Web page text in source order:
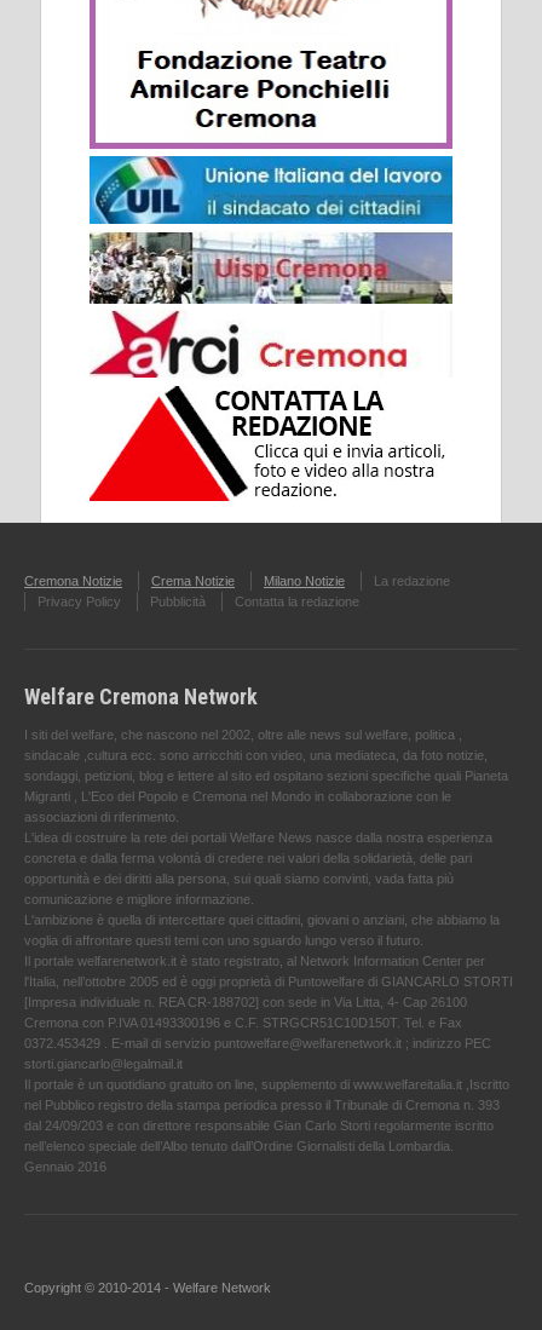
Cremona Notizie Crema Notizie Milano Notizie
La redazione
Privacy Policy
Pubblicità Contatta la redazione
Welfare Cremona Network
I siti del welfare, che nascono nel 2002, oltre alle news sul welfare, politica ,
sindacale ,cultura ecc. sono arricchiti con video, una mediateca, da foto notizie,
sondaggi, petizioni, blog e lettere al sito ed ospitano sezioni specifiche quali Pianeta
Migranti , L'Eco del Popolo e Cremona nel Mondo in collaborazione con le
associazioni di riferimento.
L'idea di costruire la rete dei portali Welfare News nasce dalla nostra esperienza
concreta e dalla ferma volontà di credere nei valori della solidarietà, delle pari
opportunità e dei diritti alla persona, sui quali siamo convinti, vada fatta più
comunicazione e migliore informazione.
L'ambizione è quella di intercettare quei cittadini, giovani o anziani, che abbiamo la
voglia di affrontare questi temi con uno sguardo lungo verso il futuro.
Il portale welfarenetwork.it è stato registrato, al Network Information Center per
l'Italia, nell’ottobre 2005 ed è oggi proprietà di Puntowelfare di GIANCARLO STORTI
[Impresa individuale n. REA CR-188702] con sede in Via Litta, 4- Cap 26100
Cremona con P.IVA 01493300196 e C.F. STRGCR51C10D150T. Tel. e Fax
0372.453429 . E-mail di servizio puntowelfare@welfarenetwork.it ; indirizzo PEC
storti.giancarlo@legalmail.it
Il portale è un quotidiano gratuito on line, supplemento di www.welfareitalia.it ,Iscritto
nel Pubblico registro della stampa periodica presso il Tribunale di Cremona n. 393
dal 24/09/203 e con direttore responsabile Gian Carlo Storti regolarmente iscritto
nell’elenco speciale dell’Albo tenuto dall’Ordine Giornalisti della Lombardia.
Gennaio 2016
Copyright © 2010-2014 - Welfare Network